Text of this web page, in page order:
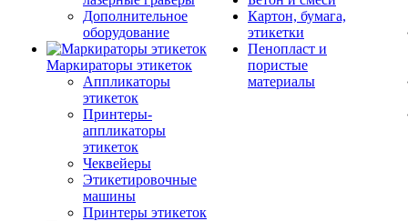
Дополнительное
оборудование
Маркираторы этикеток
Аппликаторы
этикеток
Принтеры-
аппликаторы
этикеток
Чеквейеры
Этикетировочные
машины
Принтеры этикеток
Картон, бумага,
этикетки
Пенопласт и
пористые
материалы